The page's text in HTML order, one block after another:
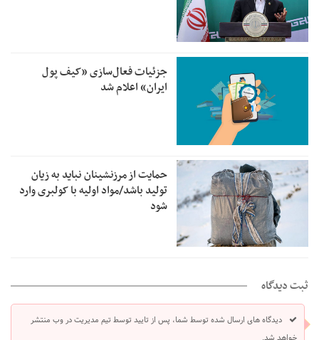
جزئیات فعال‌سازی «کیف پول
ایران» اعلام شد
حمایت از مرزنشینان نباید به زیان
تولید باشد/مواد اولیه با کولبری وارد
شود
ثبت دیدگاه
دیدگاه های ارسال شده توسط شما، پس از تایید توسط تیم مدیریت در وب منتشر